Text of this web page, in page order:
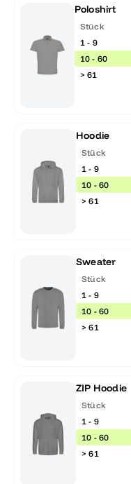
Poloshirt
Stück
1 - 9
10 - 60
> 61
Hoodie
Stück
1 - 9
10 - 60
> 61
Sweater
Stück
1 - 9
10 - 60
> 61
ZIP Hoodie
Stück
1 - 9
10 - 60
> 61